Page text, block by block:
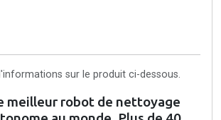
sur le produit ci-dessous.
meilleur robot de nettoyage